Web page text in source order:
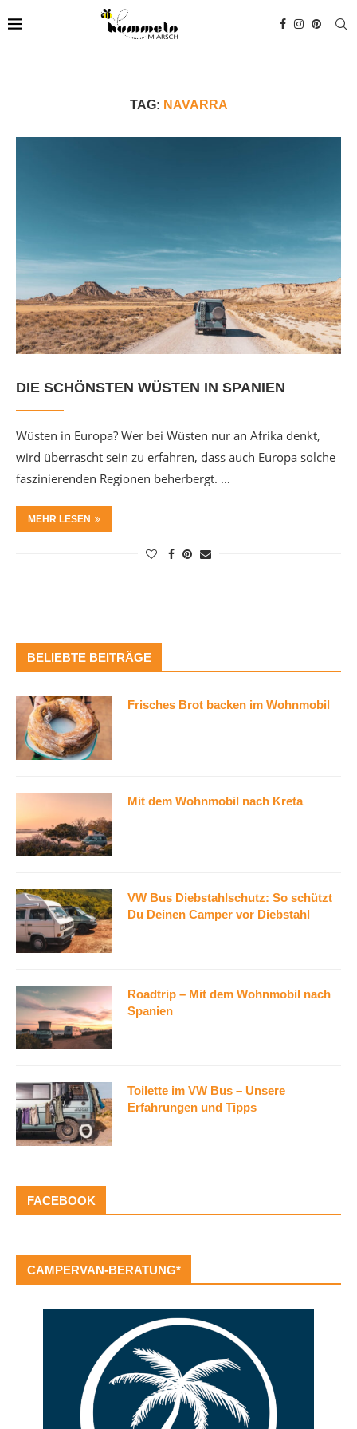
TAG: NAVARRA
DIE SCHÖNSTEN WÜSTEN IN SPANIEN
Wüsten in Europa? Wer bei Wüsten nur an Afrika denkt,
wird überrascht sein zu erfahren, dass auch Europa solche
faszinierenden Regionen beherbergt. …
MEHR LESEN
BELIEBTE BEITRÄGE
Frisches Brot backen im Wohnmobil
Mit dem Wohnmobil nach Kreta
VW Bus Diebstahlschutz: So schützt
Du Deinen Camper vor Diebstahl
Roadtrip – Mit dem Wohnmobil nach
Spanien
Toilette im VW Bus – Unsere
Erfahrungen und Tipps
FACEBOOK
CAMPERVAN-BERATUNG*